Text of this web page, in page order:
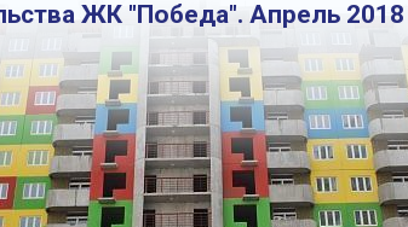
ЖК "Победа". Апрель